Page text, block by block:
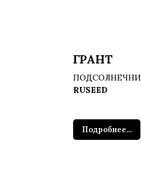
ГРАНТ
RUSEED
Подробнее...